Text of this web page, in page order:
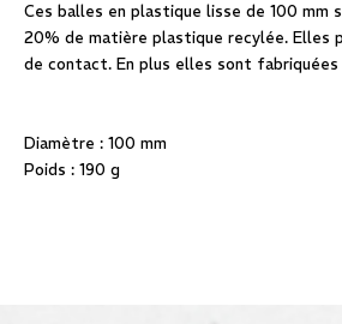
100
mm
Ces balles en plastique lisse de 100 mm
20% de matière plastique recylée. Elles
de contact. En plus elles sont fabriquées
Diamètre : 100 mm
Poids : 190 g